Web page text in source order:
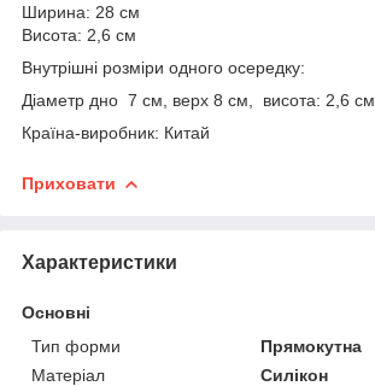
Ширина: 28 см
Висота: 2,6 см
Внутрішні розміри одного осередку:
Діаметр дно 7 см, верх 8 см, висота: 2,6 см
Країна-виробник: Китай
Приховати
Характеристики
Основні
Тип форми
Прямокутна
Матеріал
Силікон